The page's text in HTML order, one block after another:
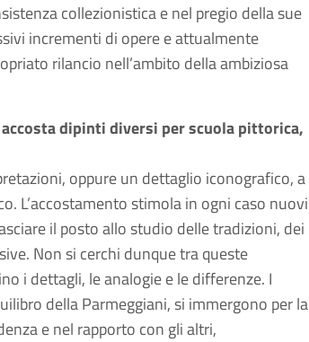
collezionistica e nel pregio della sue
incrementi di opere e attualmente
rilancio nell’ambito della ambiziosa
dipinti diversi per scuola pittorica,
oppure un dettaglio iconografico, a
L’accostamento stimola in ogni caso nuovi
il posto allo studio delle tradizioni, dei
Non si cerchi dunque tra queste
i dettagli, le analogie e le differenze. I
della Parmeggiani, si immergono per la
e nel rapporto con gli altri,